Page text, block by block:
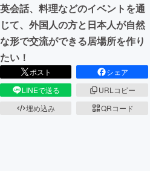
CAMPFIRE for Social Good
CAMPFIREふるさと納税
英会話、料理などのイベントを通
じて、外国人の方と日本人が自然
な形で交流ができる居場所を作り
たい！
ポスト
シェア
LINEで送る
URLコピー
埋め込み
QRコード